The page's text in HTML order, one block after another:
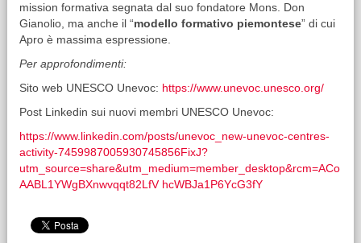
mission formativa segnata dal suo fondatore Mons. Don
Gianolio, ma anche il “modello formativo piemontese” di cui
Apro è massima espressione.
Per approfondimenti:
Sito web UNESCO Unevoc: https://www.unevoc.unesco.org/
Post Linkedin sui nuovi membri UNESCO Unevoc:
https://www.linkedin.com/posts/unevoc_new-unevoc-centres-
activity-7459987005930745856FixJ?
utm_source=share&utm_medium=member_desktop&rcm=ACo
AABL1YWgBXnwvqqt82LfV hcWBJa1P6YcG3fY